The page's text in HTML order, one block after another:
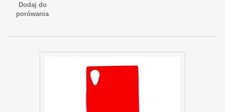
Dodaj do
porówania